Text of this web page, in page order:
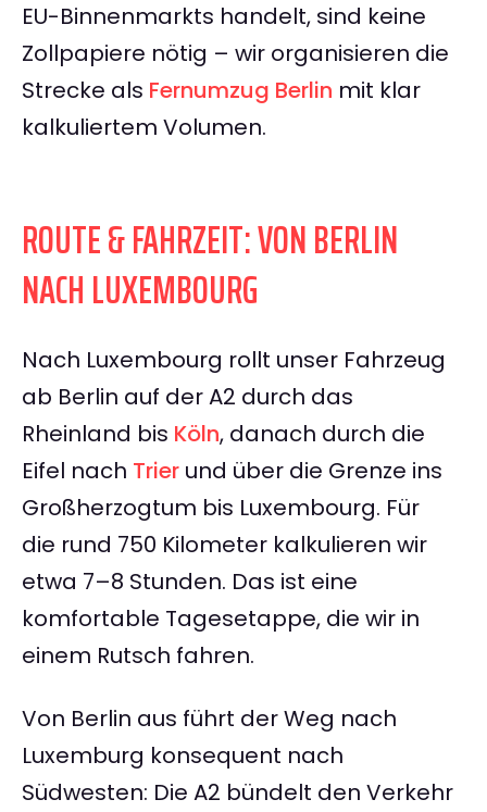
EU-Binnenmarkts handelt, sind keine
Zollpapiere nötig – wir organisieren die
Strecke als Fernumzug Berlin mit klar
kalkuliertem Volumen.
ROUTE & FAHRZEIT: VON BERLIN
NACH LUXEMBOURG
Nach Luxembourg rollt unser Fahrzeug
ab Berlin auf der A2 durch das
Rheinland bis Köln, danach durch die
Eifel nach Trier und über die Grenze ins
Großherzogtum bis Luxembourg. Für
die rund 750 Kilometer kalkulieren wir
etwa 7–8 Stunden. Das ist eine
komfortable Tagesetappe, die wir in
einem Rutsch fahren.
Von Berlin aus führt der Weg nach
Luxemburg konsequent nach
Südwesten: Die A2 bündelt den Verkehr